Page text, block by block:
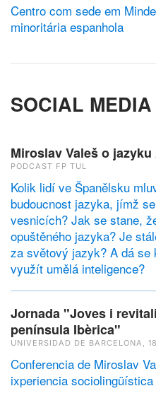
Centro com sede em
minoritária espanhola
SOCIAL MEDIA
Miroslav Valeš o jazyku
PODCAST FP TUL
Kolik lidí ve Španělsku
budoucnost jazyka, jímž
vesnicích? Jak se stane,
opuštěného jazyka? Je
za světový jazyk? A dá se
využít umělá inteligence?
Jornada "Joves i
península Ibèrica"
UNIVERSIDAD DE BARCELONA,
Conferencia de Miroslav
ixperiencia sociolingüística